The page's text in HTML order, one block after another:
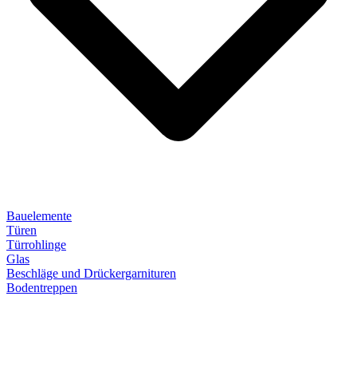
Bauelemente
Türen
Türrohlinge
Glas
Beschläge und Drückergarnituren
Bodentreppen